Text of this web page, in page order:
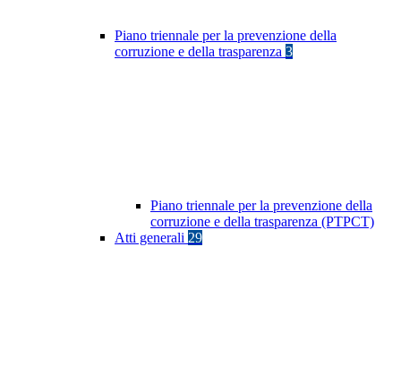
Piano triennale per la prevenzione della
corruzione e della trasparenza 3
Piano triennale per la prevenzione della
corruzione e della trasparenza (PTPCT)
Atti generali 29